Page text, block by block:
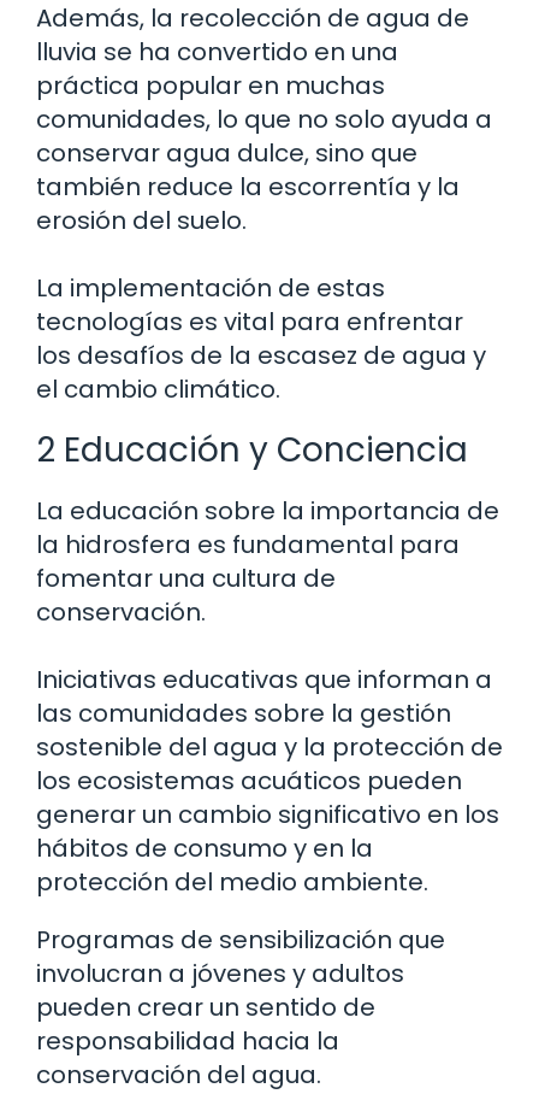
Además, la recolección de agua de
lluvia se ha convertido en una
práctica popular en muchas
comunidades, lo que no solo ayuda a
conservar agua dulce, sino que
también reduce la escorrentía y la
erosión del suelo.
La implementación de estas
tecnologías es vital para enfrentar
los desafíos de la escasez de agua y
el cambio climático.
2 Educación y Conciencia
La educación sobre la importancia de
la hidrosfera es fundamental para
fomentar una cultura de
conservación.
Iniciativas educativas que informan a
las comunidades sobre la gestión
sostenible del agua y la protección de
los ecosistemas acuáticos pueden
generar un cambio significativo en los
hábitos de consumo y en la
protección del medio ambiente.
Programas de sensibilización que
involucran a jóvenes y adultos
pueden crear un sentido de
responsabilidad hacia la
conservación del agua.